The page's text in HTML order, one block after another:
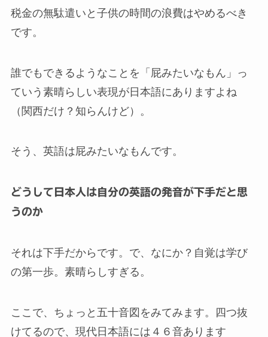
税金の無駄遣いと子供の時間の浪費はやめるべき
です。
誰でもできるようなことを「屁みたいなもん」っ
ていう素晴らしい表現が日本語にありますよね
（関西だけ？知らんけど）。
そう、英語は屁みたいなもんです。
どうして日本人は自分の英語の発音が下手だと思
うのか
それは下手だからです。で、なにか？自覚は学び
の第一歩。素晴らしすぎる。
ここで、ちょっと五十音図をみてみます。四つ抜
けてるので、現代日本語には４６音あります